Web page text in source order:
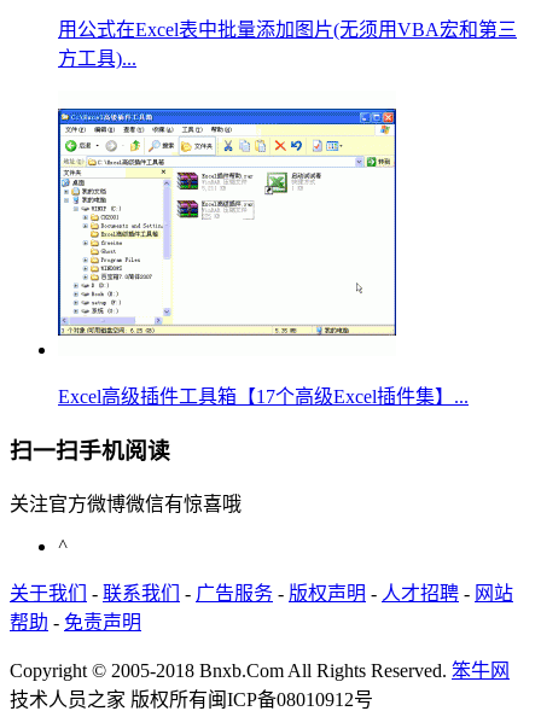
用公式在Excel表中批量添加图片(无须用VBA宏和第三
方工具)...
Excel高级插件工具箱【17个高级Excel插件集】...
扫一扫手机阅读
关注官方微博微信有惊喜哦
^
关于我们 - 联系我们 - 广告服务 - 版权声明 - 人才招聘 - 网站
帮助 - 免责声明
Copyright © 2005-2018 Bnxb.Com All Rights Reserved. 笨牛网
技术人员之家 版权所有闽ICP备08010912号